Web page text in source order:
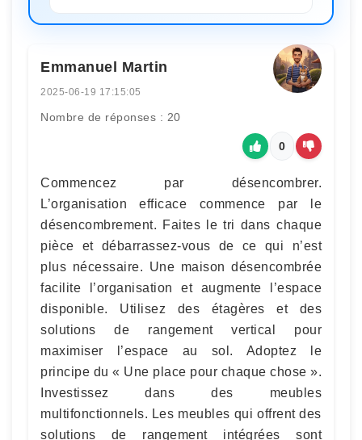
Emmanuel Martin
2025-06-19 17:15:05
Nombre de réponses : 20
0
Commencez par désencombrer.
L’organisation efficace commence par le
désencombrement. Faites le tri dans chaque
pièce et débarrassez-vous de ce qui n’est
plus nécessaire. Une maison désencombrée
facilite l’organisation et augmente l’espace
disponible. Utilisez des étagères et des
solutions de rangement vertical pour
maximiser l’espace au sol. Adoptez le
principe du « Une place pour chaque chose ».
Investissez dans des meubles
multifonctionnels. Les meubles qui offrent des
solutions de rangement intégrées sont